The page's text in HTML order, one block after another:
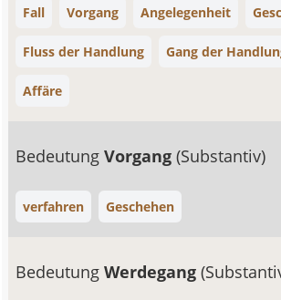
Fall Vorgang Angelegenheit
Fluss der Handlung Gang der
Affäre
BedeutungVorgang(Substantiv)
verfahren Geschehen
BedeutungWerdegang